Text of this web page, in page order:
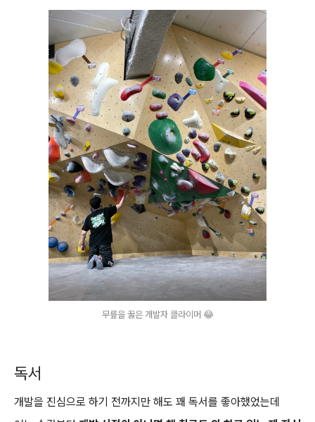
무릎을 꿇은 개발자 클라이머 😂
독서
개발을 진심으로 하기 전까지만 해도 꽤 독서를 좋아했었는데